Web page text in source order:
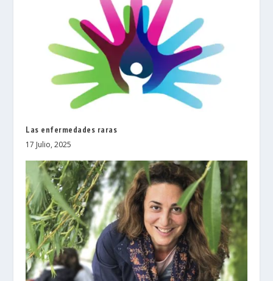
Las enfermedades raras
17 Julio, 2025